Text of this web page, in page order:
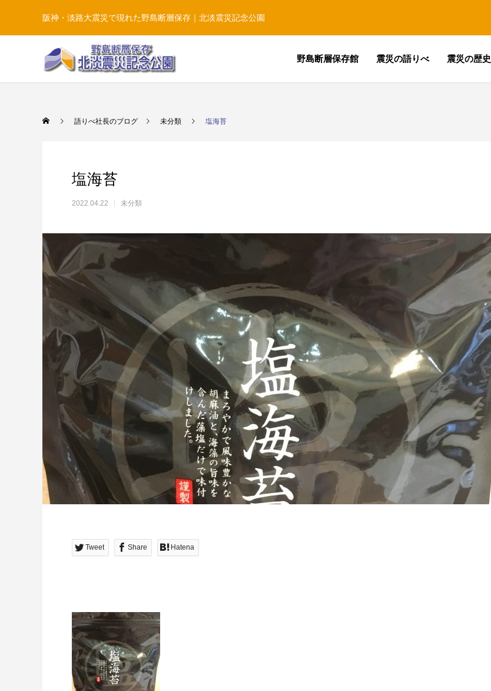
阪神・淡路大震災で現れた野島断層保存｜北淡震災記念公園
野島断層保存館 震災の語りべ 震災の歴史
語りべ社長のブログ 未分類 塩海苔
塩海苔
2022.04.22 未分類
Tweet Share Hatena